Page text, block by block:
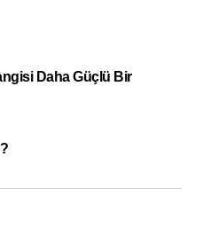
Daha Güçlü Bir